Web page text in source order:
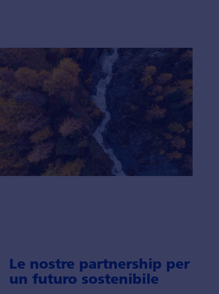
Le nostre partnership per
un futuro sostenibile